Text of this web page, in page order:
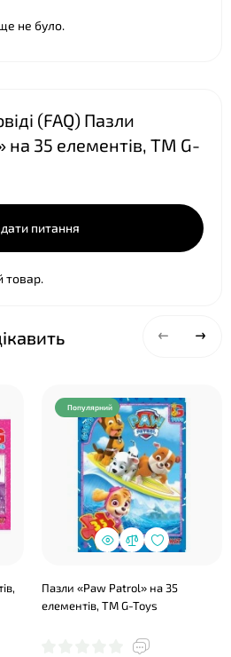
не було.
(FAQ) Пазли
35 елементів, ТМ G-
питання
товар.
Популярний
Пазли «Paw Patrol» на 35
елементів, ТМ G-Toys